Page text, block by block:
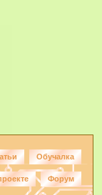
Обучалка
Форум